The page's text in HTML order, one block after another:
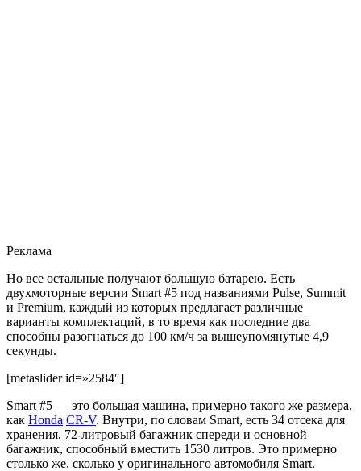
Реклама
Но все остальные получают большую батарею. Есть
двухмоторные версии Smart #5 под названиями Pulse, Summit
и Premium, каждый из которых предлагает различные
варианты комплектаций, в то время как последние два
способны разогнаться до 100 км/ч за вышеупомянутые 4,9
секунды.
[metaslider id=»2584″]
Smart #5 — это большая машина, примерно такого же размера,
как Honda CR-V. Внутри, по словам Smart, есть 34 отсека для
хранения, 72-литровый багажник спереди и основной
багажник, способный вместить 1530 литров. Это примерно
столько же, сколько у оригинального автомобиля Smart.